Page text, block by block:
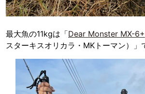
最大魚の11kgは「Dear Monster MX-6+
スターキスオリカラ・MKトーマン）」